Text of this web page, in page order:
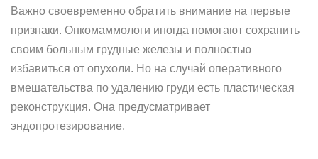
Важно своевременно обратить внимание на первые
признаки. Онкомаммологи иногда помогают сохранить
своим больным грудные железы и полностью
избавиться от опухоли. Но на случай оперативного
вмешательства по удалению груди есть пластическая
реконструкция. Она предусматривает
эндопротезирование.